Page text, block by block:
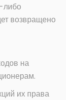
либо
возвращено
на
их права